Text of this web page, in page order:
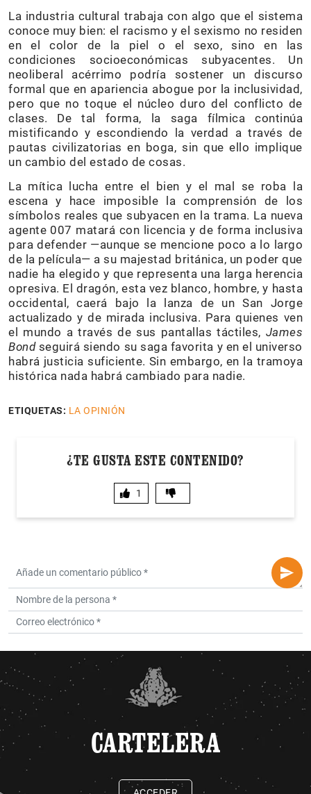
La industria cultural trabaja con algo que el sistema
conoce muy bien: el racismo y el sexismo no residen
en el color de la piel o el sexo, sino en las
condiciones socioeconómicas subyacentes. Un
neoliberal acérrimo podría sostener un discurso
formal que en apariencia abogue por la inclusividad,
pero que no toque el núcleo duro del conflicto de
clases. De tal forma, la saga fílmica continúa
mistificando y escondiendo la verdad a través de
pautas civilizatorias en boga, sin que ello implique
un cambio del estado de cosas.
La mítica lucha entre el bien y el mal se roba la
escena y hace imposible la comprensión de los
símbolos reales que subyacen en la trama. La nueva
agente 007 matará con licencia y de forma inclusiva
para defender —aunque se mencione poco a lo largo
de la película— a su majestad británica, un poder que
nadie ha elegido y que representa una larga herencia
opresiva. El dragón, esta vez blanco, hombre, y hasta
occidental, caerá bajo la lanza de un San Jorge
actualizado y de mirada inclusiva. Para quienes ven
el mundo a través de sus pantallas táctiles, James
Bondseguirá siendo su saga favorita y en el universo
habrá justicia suficiente. Sin embargo, en la tramoya
histórica nada habrá cambiado para nadie.
ETIQUETAS: LA OPINIÓN
¿TE GUSTA ESTE CONTENIDO?
1
CARTELERA